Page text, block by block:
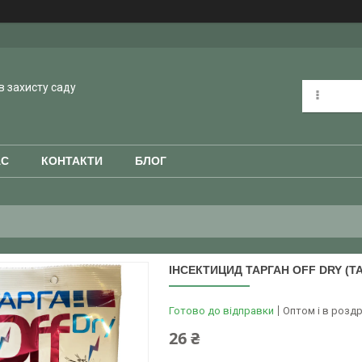
захисту саду
КОНТАКТИ БЛОГ
ІНСЕКТИЦИД ТАРГАН OFF DRY
Готово до відправки Оптом і в
26 ₴